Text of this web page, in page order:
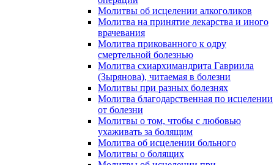
Молитвы об исцелении алкоголиков
Молитва на принятие лекарства и иного
врачевания
Молитва прикованного к одру
смертельной болезнью
Молитва схиархимандрита Гавриила
(Зырянова), читаемая в болезни
Молитвы при разных болезнях
Молитва благодарственная по исцелении
от болезни
Молитвы о том, чтобы с любовью
ухаживать за болящим
Молитва об исцелении больного
Молитвы о болящих